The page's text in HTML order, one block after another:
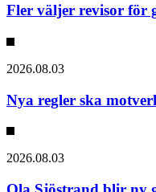
Fler väljer revisor för
2026.08.03
Nya regler ska
2026.08.03